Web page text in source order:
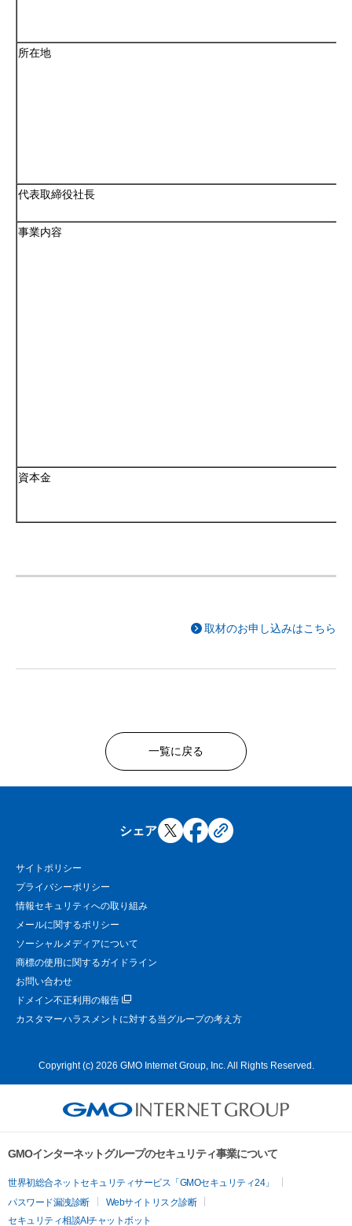
所在地
代表取締役社長
事業内容
資本金
取材のお申し込みはこちら
一覧に戻る
シェア
サイトポリシー
プライバシーポリシー
情報セキュリティへの取り組み
メールに関するポリシー
ソーシャルメディアについて
商標の使用に関するガイドライン
お問い合わせ
ドメイン不正利用の報告
カスタマーハラスメントに対する当グループの考え方
Copyright (c) 2026 GMO Internet Group, Inc. All Rights Reserved.
GMOインターネットグループのセキュリティ事業について
世界初総合ネットセキュリティサービス「GMOセキュリティ24」
パスワード漏洩診断
Webサイトリスク診断
セキュリティ相談AIチャットボット